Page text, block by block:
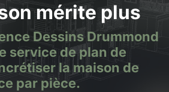
mérite plus
Dessins Drummond
service de plan de
la maison de
par pièce.